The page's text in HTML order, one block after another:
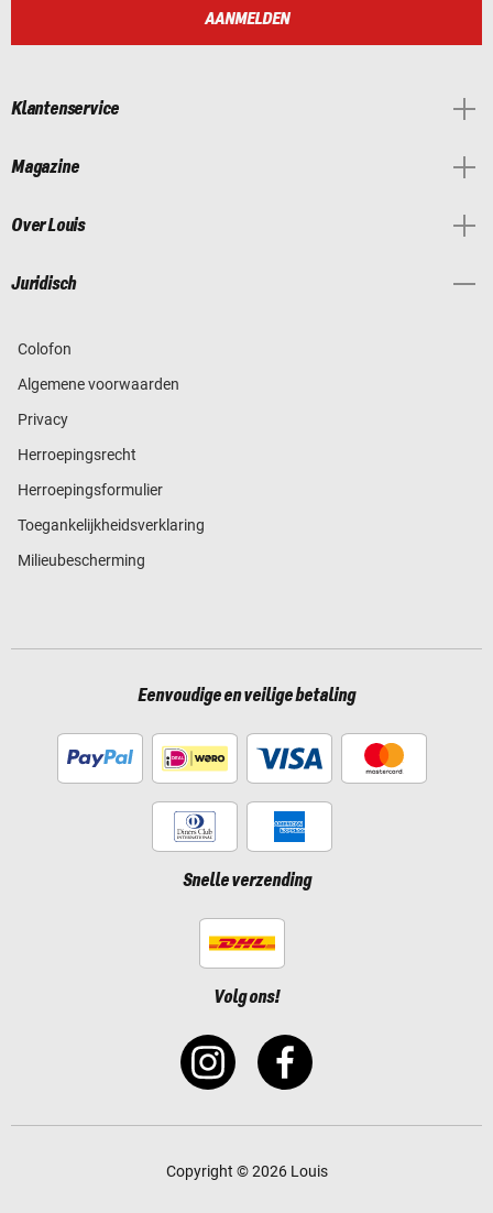
AANMELDEN
Klantenservice
Magazine
Over Louis
Juridisch
Colofon
Algemene voorwaarden
Privacy
Herroepingsrecht
Herroepingsformulier
Toegankelijkheidsverklaring
Milieubescherming
Eenvoudige en veilige betaling
Snelle verzending
Volg ons!
Copyright © 2026 Louis